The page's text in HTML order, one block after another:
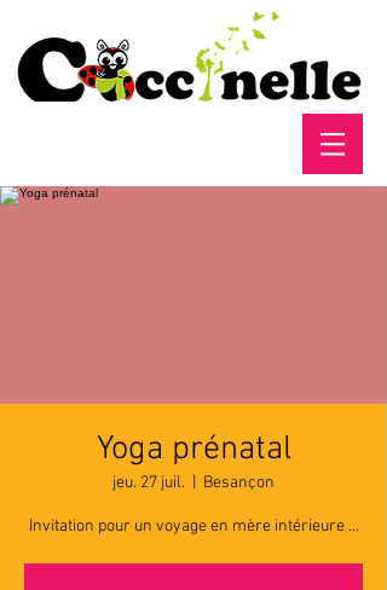
Yoga prénatal
jeu. 27 juil. Besançon
Invitation pour un voyage en mère intérieure ...